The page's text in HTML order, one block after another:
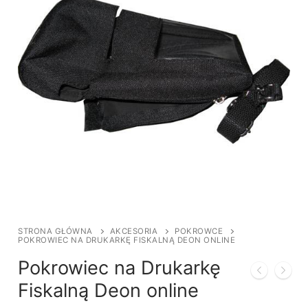
STRONA GŁÓWNA AKCESORIA
POKROWCE
POKROWIEC NA DRUKARKĘ FISKALNĄ DEON ONLINE
Pokrowiec na Drukarkę
Fiskalną Deon online